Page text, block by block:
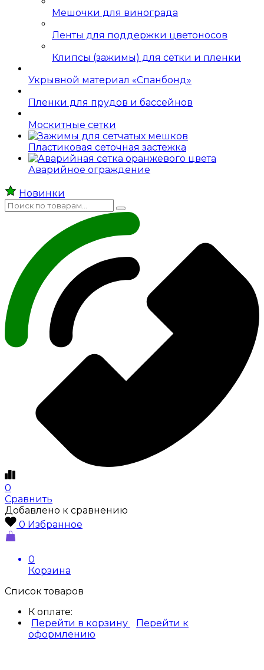
Мешочки для винограда
Ленты для поддержки цветоносов
Клипсы (зажимы) для сетки и пленки
Укрывной материал «Спанбонд»
Пленки для прудов и бассейнов
Москитные сетки
Пластиковая сеточная застежка
Аварийное ограждение
Новинки
0
Сравнить
Добавлено к сравнению
0 Избранное
0
Корзина
Список товаров
К оплате:
Перейти в корзину
Перейти к
оформлению